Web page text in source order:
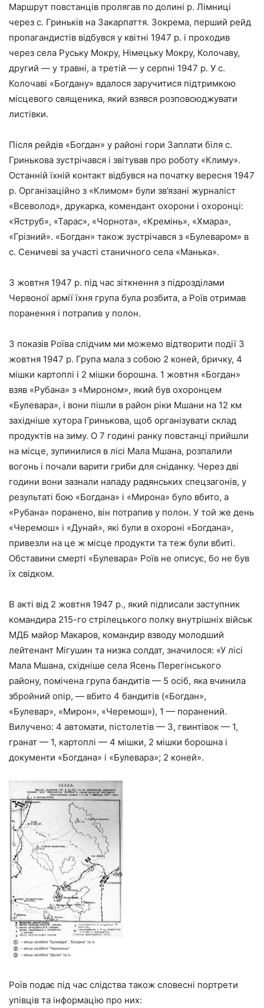
Маршрут повстанців пролягав по долині р. Лімниці
через с. Гриньків на Закарпаття. Зокрема, перший рейд
пропагандистів відбувся у квітні 1947 р. і проходив
через села Руську Мокру, Німецьку Мокру, Колочаву,
другий — у травні, а третій — у серпні 1947 р. У с.
Колочаві «Богдану» вдалося заручитися підтримкою
місцевого священика, який взявся розповсюджувати
листівки.
Після рейдів «Богдан» у районі гори Заплати біля с.
Гринькова зустрічався і звітував про роботу «Климу».
Останній їхній контакт відбувся на початку вересня 1947
р. Організаційно з «Климом» були зв’язані журналіст
«Всеволод», друкарка, комендант охорони і охоронці:
«Яструб», «Тарас», «Чорнота», «Кремінь», «Хмара»,
«Грізний». «Богдан» також зустрічався з «Булеваром» в
с. Сеничеві за участі станичного села «Манька».
3 жовтня 1947 р. під час зіткнення з підрозділами
Червоної армії їхня група була розбита, а Роїв отримав
поранення і потрапив у полон.
З показів Роїва слідчим ми можемо відтворити події 3
жовтня 1947 р. Група мала з собою 2 коней, бричку, 4
мішки картоплі і 2 мішки борошна. 1 жовтня «Богдан»
взяв «Рубана» з «Мироном», який був охоронцем
«Булевара», і вони пішли в район ріки Мшани на 12 км
західніше хутора Гринькова, щоб організувати склад
продуктів на зиму. О 7 годині ранку повстанці прийшли
на місце, зупинилися в лісі Мала Мшана, розпалили
вогонь і почали варити гриби для сніданку. Через дві
години вони зазнали нападу радянських спецзагонів, у
результаті бою «Богдана» і «Мирона» було вбито, а
«Рубана» поранено, він потрапив у полон. У той же день
«Черемош» і «Дунай», які були в охороні «Богдана»,
привезли на це ж місце продукти та теж були вбиті.
Обставини смерті «Булевара» Роїв не описує, бо не був
їх свідком.
В акті від 2 жовтня 1947 р., який підписали заступник
командира 215-го стрілецького полку внутрішніх військ
МДБ майор Макаров, командир взводу молодший
лейтенант Мігушин та низка солдат, значилося: «У лісі
Мала Мшана, східніше села Ясень Перегінського
району, помічена група бандитів — 5 осіб, яка вчинила
збройний опір, — вбито 4 бандитів («Богдан»,
«Булевар», «Мирон», «Черемош»), 1 — поранений.
Вилучено: 4 автомати, пістолетів — 3, гвинтівок — 1,
гранат — 1, картоплі — 4 мішки, 2 мішки борошна і
документи «Богдана» і «Булевара»; 2 коней».
Роїв подає під час слідства також словесні портрети
упівців та інформацію про них: